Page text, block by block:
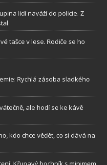
lidí naváží do policie. Z
tašce v lese. Rodiče se ho
Rychlá zásoba sladkého
ale hodí se ke kávě
kdo chce vědět, co si dává na